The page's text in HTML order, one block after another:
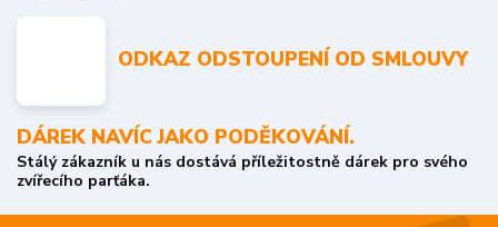
ODKAZ ODSTOUPENÍ OD SMLOUVY
DÁREK NAVÍC JAKO PODĚKOVÁNÍ.
Stálý zákazník u nás dostává příležitostně dárek pro svého
zvířecího parťáka.